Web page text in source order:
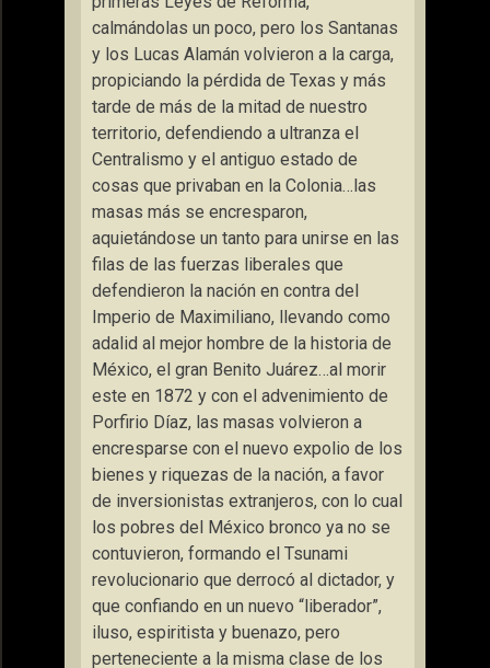
calmándolas un poco, pero los Santanas
y los Lucas Alamán volvieron a la carga,
propiciando la pérdida de Texas y más
tarde de más de la mitad de nuestro
territorio, defendiendo a ultranza el
Centralismo y el antiguo estado de
cosas que privaban en la Colonia…las
masas más se encresparon,
aquietándose un tanto para unirse en las
filas de las fuerzas liberales que
defendieron la nación en contra del
Imperio de Maximiliano, llevando como
adalid al mejor hombre de la historia de
México, el gran Benito Juárez…al morir
este en 1872 y con el advenimiento de
Porfirio Díaz, las masas volvieron a
encresparse con el nuevo expolio de los
bienes y riquezas de la nación, a favor
de inversionistas extranjeros, con lo cual
los pobres del México bronco ya no se
contuvieron, formando el Tsunami
revolucionario que derrocó al dictador, y
que confiando en un nuevo “liberador”,
iluso, espiritista y buenazo, pero
perteneciente a la misma clase de los